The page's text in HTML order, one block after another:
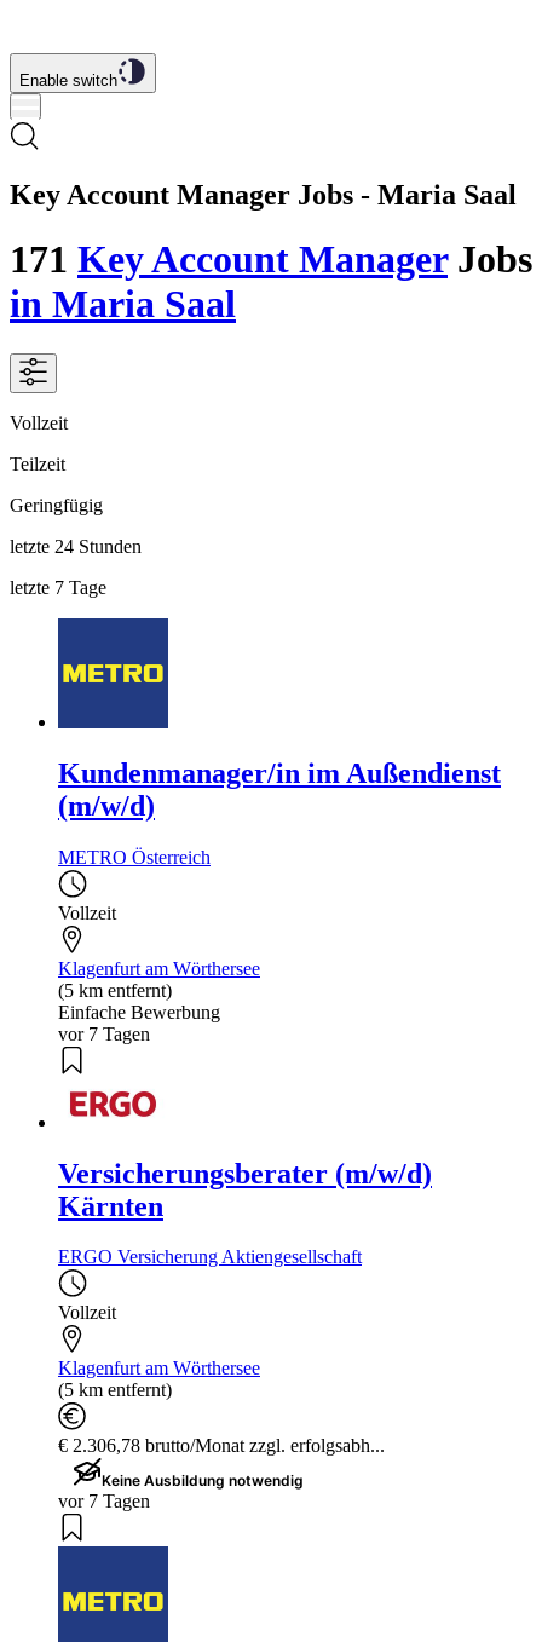
Enable switch
Key Account Manager Jobs - Maria Saal
171 Key Account ManagerJobs
in Maria Saal
Vollzeit
Teilzeit
Geringfügig
letzte 24 Stunden
letzte 7 Tage
Kundenmanager/in im Außendienst
(m/w/d)
METRO Österreich
Vollzeit
Klagenfurt am Wörthersee
(5 km entfernt)
Einfache Bewerbung
vor 7 Tagen
Versicherungsberater (m/w/d)
Kärnten
ERGO Versicherung Aktiengesellschaft
Vollzeit
Klagenfurt am Wörthersee
(5 km entfernt)
€ 2.306,78 brutto/Monat zzgl. erfolgsabh...
Keine Ausbildung notwendig
vor 7 Tagen